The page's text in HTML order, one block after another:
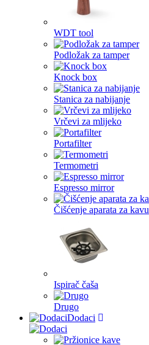
WDT tool
Podložak za tamper
Knock box
Stanica za nabijanje
Vrčevi za mlijeko
Portafilter
Termometri
Espresso mirror
Čišćenje aparata za kavu
Ispirač čaša
Drugo
Dodaci